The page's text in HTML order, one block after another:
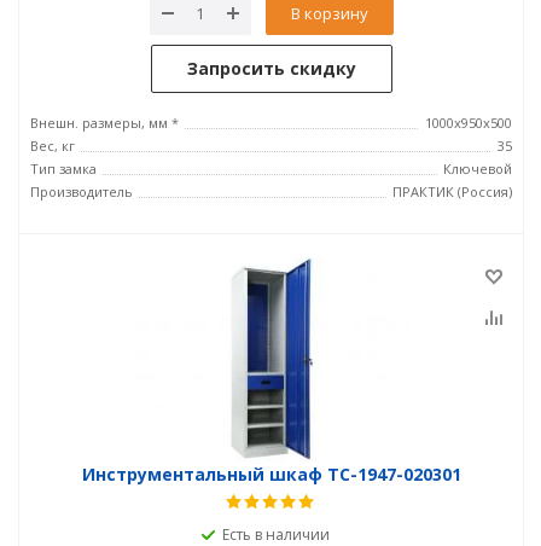
В корзину
Запросить скидку
Внешн. размеры, мм *
1000x950x500
Вес, кг
35
Тип замка
Ключевой
Производитель
ПРАКТИК (Россия)
Инструментальный шкаф TC-1947-020301
Есть в наличии